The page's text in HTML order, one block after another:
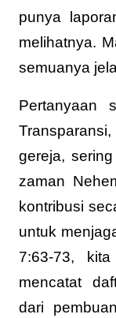
punya
melihatnya.
semuanya
Pertanyaan
gereja,
zaman
kontribusi
untuk
7:63-73,
mencatat
dari